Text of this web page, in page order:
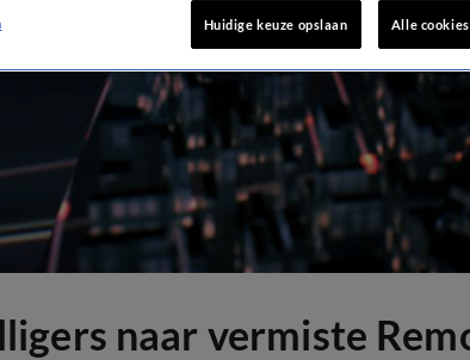
naar vermiste
Huidige keuze opslaan Alle